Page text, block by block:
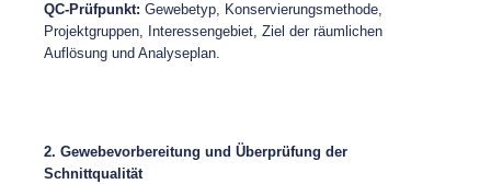
QC-Prüfpunkt: Gewebetyp, Konservierungsmethode,
Projektgruppen, Interessengebiet, Ziel der räumlichen
Auflösung und Analyseplan.
2. Gewebevorbereitung und Überprüfung der
Schnittqualität